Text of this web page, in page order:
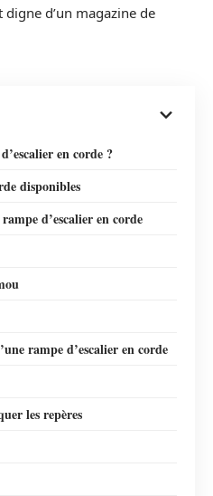
d’un magazine de
en corde ?
disponibles
d’escalier en corde
rampe d’escalier en corde
les repères